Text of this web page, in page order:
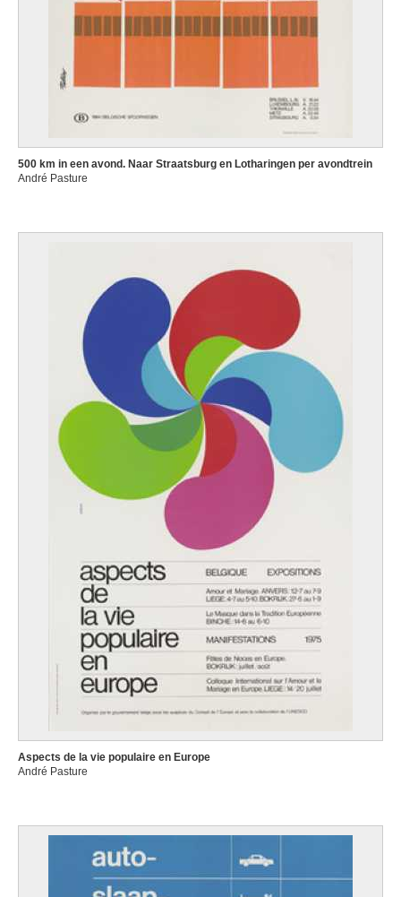
500 km in een avond. Naar Straatsburg en Lotharingen per avondtrein
André Pasture
Aspects de la vie populaire en Europe
André Pasture